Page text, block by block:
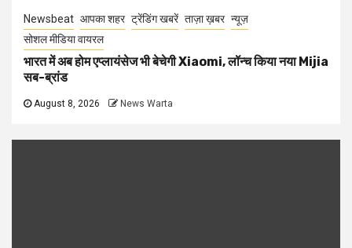
Newsbeat आपका शहर ट्रेंडिंग खबरें ताज़ा ख़बर न्यूज़
सोशल मीडिया वायरल
भारत में अब होम एप्लायंसेज भी बेचेगी Xiaomi, लॉन्च किया नया Mijia
सब-ब्रांड
August 8, 2026 News Warta